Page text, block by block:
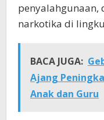
penyalahgunaan,
narkotika di
BACA JUGA:
Ajang
Anak dan Guru